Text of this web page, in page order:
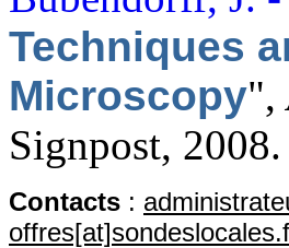
Techniques
Microscopy",
Signpost, 2008.
Contacts :